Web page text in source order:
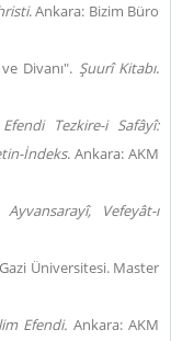
. Ankara: Bizim Büro
Divanı". Şuurî Kitabı.
Tezkire-i Safâyî:
İndeks. Ankara: AKM
Vefeyât-ı
Üniversitesi. Master
Efendi. Ankara: AKM